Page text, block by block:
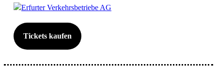
Erfurter Verkehrsbetriebe AG
Tickets kaufen